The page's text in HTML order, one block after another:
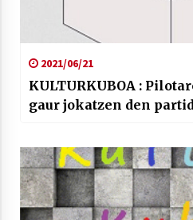
2021/06/21
KULTURKUBOA :
gaur jokatzen den